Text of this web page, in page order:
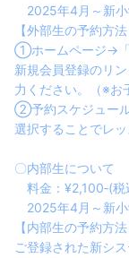
2025年4月～新小
【外部生の予約方法
①ホームページ→「
新規会員登録のリ
力ください。（※お
②予約スケジュー
選択することでレッ
〇内部生について
料金：¥2,100‐(税
2025年4月～新小
【内部生の予約方法
ご登録された新シ